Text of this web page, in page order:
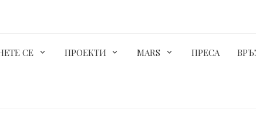
СЕ ПРОЕКТИ MARS ПРЕСА